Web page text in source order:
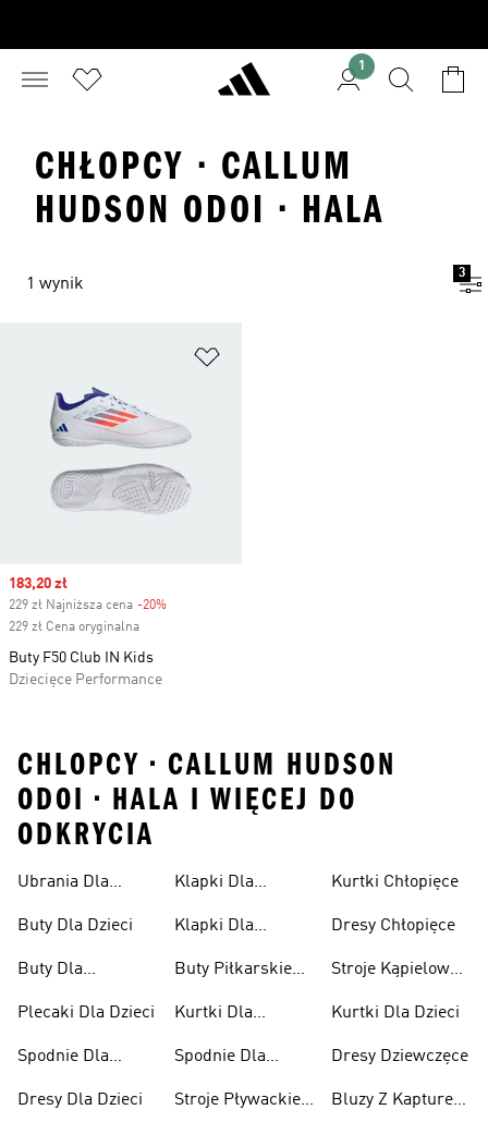
1
CHŁOPCY · CALLUM
HUDSON ODOI · HALA
1 wynik
3
Sale price
183,20 zł
229 zł Najniższa cena -20%
229 zł Cena oryginalna
Buty F50 Club IN Kids
Dziecięce Performance
CHLOPCY • CALLUM HUDSON
ODOI • HALA I WIĘCEJ DO
ODKRYCIA
Ubrania Dla
Buty Dla Dzieci
Buty Dla
Plecaki Dla Dzieci
Spodnie Dla
Dresy Dla Dzieci
Klapki Dla
Klapki Dla
Buty Piłkarskie
Kurtki Dla
Spodnie Dla
Stroje Pływackie
Kurtki Chłopięce
Dresy Chłopięce
Stroje Kąpielowe
Kurtki Dla Dzieci
Dresy Dziewczęce
Bluzy Z Kapturem